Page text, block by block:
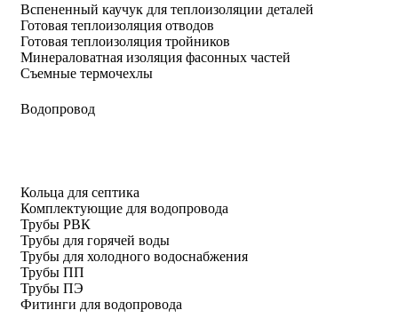
Вспененный каучук для теплоизоляции деталей
Готовая теплоизоляция отводов
Готовая теплоизоляция тройников
Минераловатная изоляция фасонных частей
Съемные термочехлы
Водопровод
Кольца для септика
Комплектующие для водопровода
Трубы РВК
Трубы для горячей воды
Трубы для холодного водоснабжения
Трубы ПП
Трубы ПЭ
Фитинги для водопровода